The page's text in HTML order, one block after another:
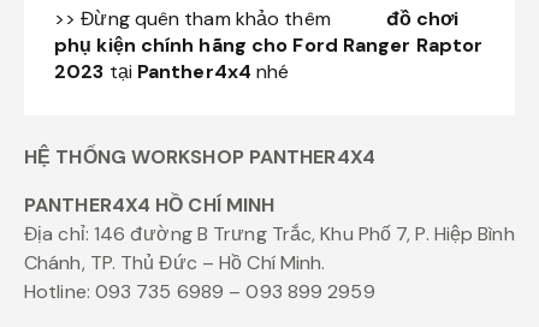
>> Đừng quên tham khảo thêm
đồ chơi
phụ kiện chính hãng cho Ford Ranger Raptor
2023 tại Panther4x4 nhé
HỆ THỐNG WORKSHOP PANTHER4X4
PANTHER4X4 HỒ CHÍ MINH
Địa chỉ: 146 đường B Trưng Trắc, Khu Phố 7, P. Hiệp Bình
Chánh, TP. Thủ Đức – Hồ Chí Minh.
Hotline: 093 735 6989 – 093 899 2959